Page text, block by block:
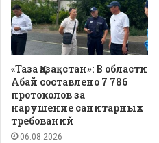
«Таза Қазақстан»: В области
Абай составлено 7 786
протоколов за
нарушение санитарных
требований
06.08.2026